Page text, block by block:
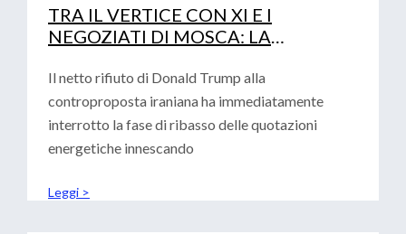
TRA IL VERTICE CON XI E I
NEGOZIATI DI MOSCA: LA
PROVA DEI FATTI
Il netto rifiuto di Donald Trump alla
controproposta iraniana ha immediatamente
interrotto la fase di ribasso delle quotazioni
energetiche innescando
Leggi >